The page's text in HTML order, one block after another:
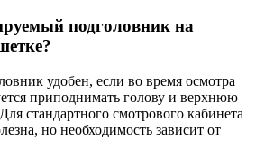
подголовник на
удобен, если во время осмотра
приподнимать голову и верхнюю
стандартного смотрового кабинета
но необходимость зависит от